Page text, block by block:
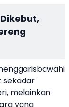
sekadar
melainkan
yang